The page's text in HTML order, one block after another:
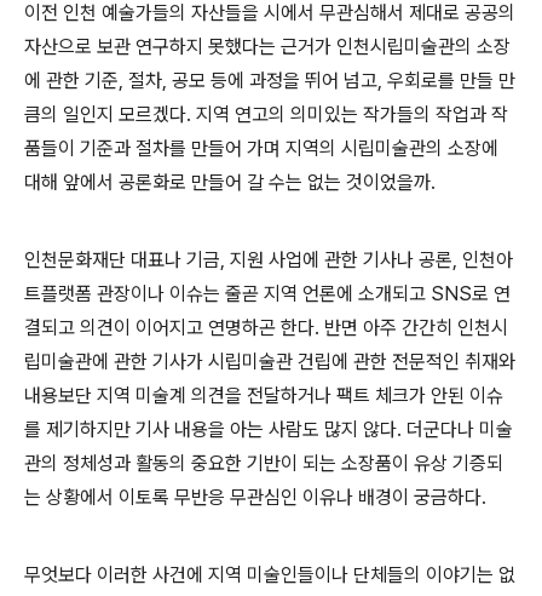
이전 인천 예술가들의 자산들을 시에서 무관심해서 제대로 공공의
자산으로 보관 연구하지 못했다는 근거가 인천시립미술관의 소장
에 관한 기준, 절차, 공모 등에 과정을 뛰어 넘고, 우회로를 만들 만
큼의 일인지 모르겠다. 지역 연고의 의미있는 작가들의 작업과 작
품들이 기준과 절차를 만들어 가며 지역의 시립미술관의 소장에
대해 앞에서 공론화로 만들어 갈 수는 없는 것이었을까.
인천문화재단 대표나 기금, 지원 사업에 관한 기사나 공론, 인천아
트플랫폼 관장이나 이슈는 줄곧 지역 언론에 소개되고 SNS로 연
결되고 의견이 이어지고 연명하곤 한다. 반면 아주 간간히 인천시
립미술관에 관한 기사가 시립미술관 건립에 관한 전문적인 취재와
내용보단 지역 미술계 의견을 전달하거나 팩트 체크가 안된 이슈
를 제기하지만 기사 내용을 아는 사람도 많지 않다. 더군다나 미술
관의 정체성과 활동의 중요한 기반이 되는 소장품이 유상 기증되
는 상황에서 이토록 무반응 무관심인 이유나 배경이 궁금하다.
무엇보다 이러한 사건에 지역 미술인들이나 단체들의 이야기는 없